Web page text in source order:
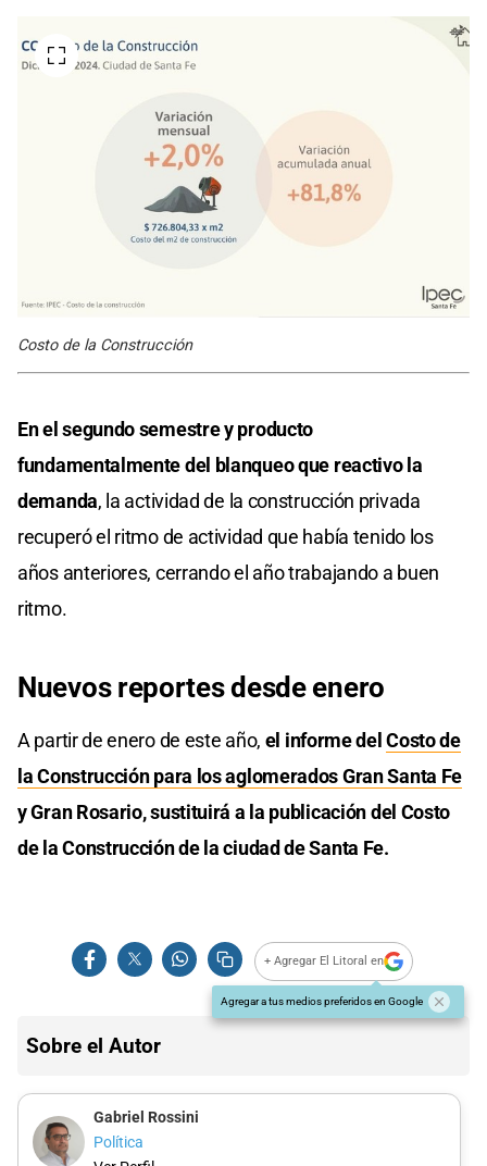
Costo de la Construcción
En el segundo semestre y producto
fundamentalmente del blanqueo que reactivo la
demanda, la actividad de la construcción privada
recuperó el ritmo de actividad que había tenido los
años anteriores, cerrando el año trabajando a buen
ritmo.
Nuevos reportes desde enero
A partir de enero de este año, el informe delCosto de
la Construcción para los aglomerados Gran Santa Fe
y Gran Rosario, sustituirá a la publicación del Costo
de la Construcción de la ciudad de Santa Fe.
+ Agregar El Litoral en
Agregar a tus medios preferidos en Google
Sobre el Autor
Gabriel Rossini
Política